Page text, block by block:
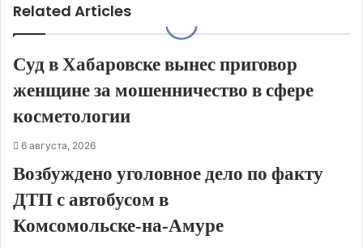
Related Articles
Суд в Хабаровске вынес приговор
женщине за мошенничество в сфере
косметологии
6 августа, 2026
Возбуждено уголовное дело по факту
ДТП с автобусом в
Комсомольске‑на‑Амуре